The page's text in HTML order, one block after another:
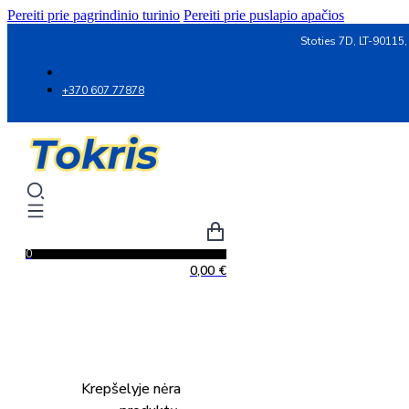
Pereiti prie pagrindinio turinio Pereiti prie puslapio apačios
Stoties 7D, LT-
+370 607 77878
0
0,00 €
Krepšelyje nėra